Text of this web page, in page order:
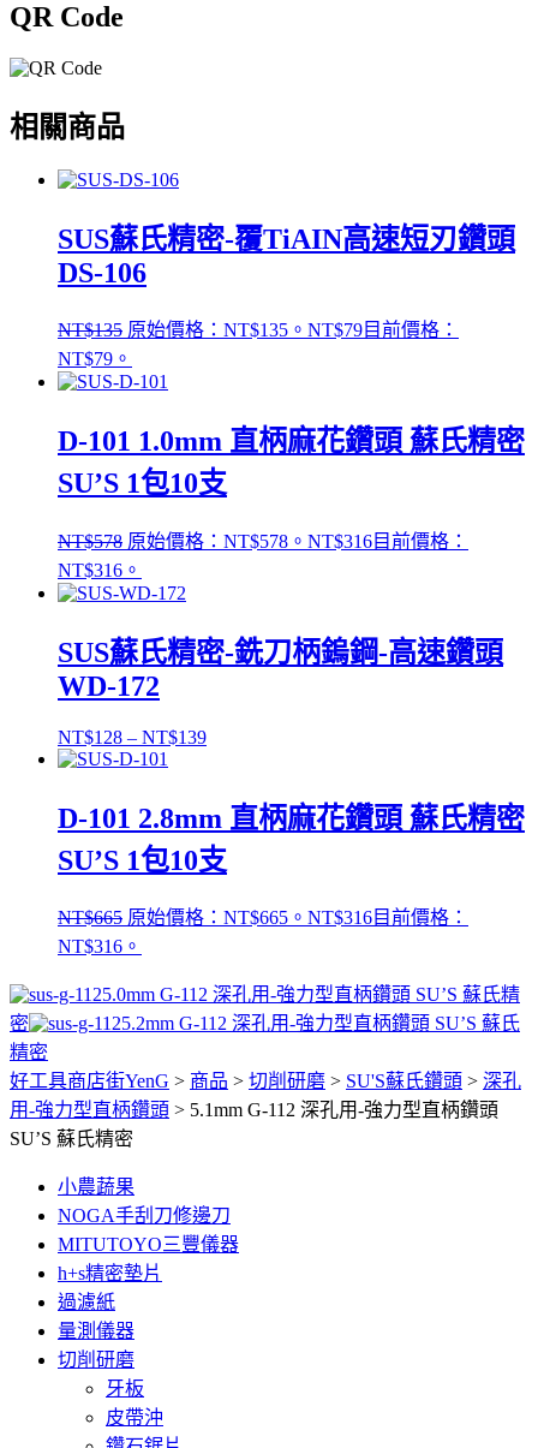
QR Code
相關商品
SUS蘇氏精密-覆TiAIN高速短刃鑽頭
DS-106
NT$135 原始價格：NT$135。 NT$79目前價格：
NT$79。
D-101 1.0mm 直柄麻花鑽頭 蘇氏精密
SU’S 1包10支
NT$578 原始價格：NT$578。 NT$316目前價格：
NT$316。
SUS蘇氏精密-銑刀柄鎢鋼-高速鑽頭
WD-172
NT$128 – NT$139
D-101 2.8mm 直柄麻花鑽頭 蘇氏精密
SU’S 1包10支
NT$665 原始價格：NT$665。 NT$316目前價格：
NT$316。
5.0mm G-112 深孔用-強力型直柄鑽頭 SU’S 蘇氏精
密
5.2mm G-112 深孔用-強力型直柄鑽頭 SU’S 蘇氏
精密
好工具商店街YenG > 商品 > 切削研磨 > SU'S蘇氏鑽頭 > 深孔
用-強力型直柄鑽頭 > 5.1mm G-112 深孔用-強力型直柄鑽頭
SU’S 蘇氏精密
小農蔬果
NOGA手刮刀修邊刀
MITUTOYO三豐儀器
h+s精密墊片
過濾紙
量測儀器
切削研磨
牙板
皮帶沖